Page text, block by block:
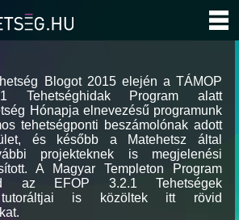
Blogot 2015 elején a TÁMOP
Tehetséghidak Program alatt
Hónapja elnevezésű programunk
tehetségponti beszámolónak adott
és később a Matehetsz által
projekteknek is megjelenési
A Magyar Templeton Program
az EFOP 3.2.1 Tehetségek
tutoráltjai is közöltek itt rövid